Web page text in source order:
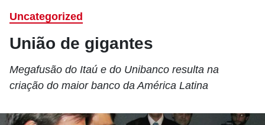
Uncategorized
União de gigantes
Megafusão do Itaú e do Unibanco resulta na
criação do maior banco da América Latina